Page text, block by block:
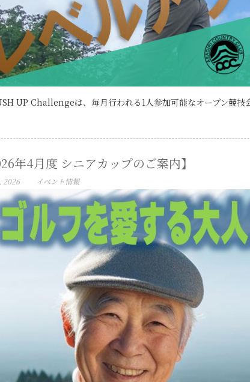
UP Challengeは、毎月行われる1人参加可能なオープン競
年4月度 シニアカップのご案内】
2026 イベント情報